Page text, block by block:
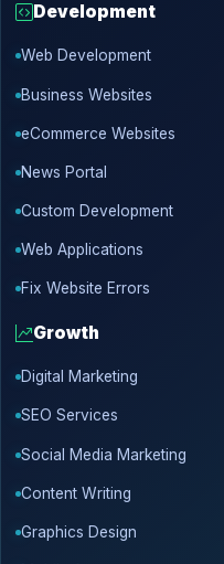
Development
Web Development
Business Websites
eCommerce Websites
News Portal
Custom Development
Web Applications
Fix Website Errors
Growth
Digital Marketing
SEO Services
Social Media Marketing
Content Writing
Graphics Design